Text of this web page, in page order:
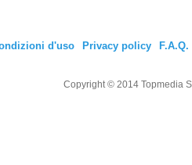
d'uso Privacy policy F.A.Q.
Copyright © 2014 Topmedia